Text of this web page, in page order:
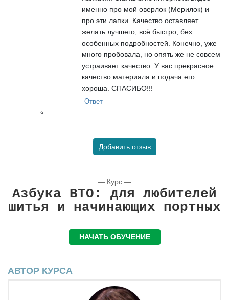
именно про мой оверлок (Мерилок) и
про эти лапки. Качество оставляет
желать лучшего, всё быстро, без
особенных подробностей. Конечно, уже
много пробовала, но опять же не совсем
устраивает качество. У вас прекрасное
качество материала и подача его
хороша. СПАСИБО!!!
Ответ
Добавить отзыв
— Курс —
Азбука ВТО: для любителей
шитья и начинающих портных
НАЧАТЬ ОБУЧЕНИЕ
АВТОР КУРСА